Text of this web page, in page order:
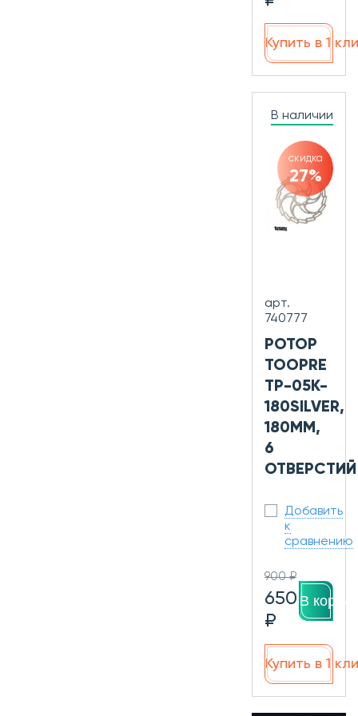
Купить в 1
В наличии
скидка
27%
арт.
740777
РОТОР
TOOPRE
TP-05K-
180SILVER,
180ММ,
6
ОТВЕРСТИЙ
Добавить
к
сравнению
900 ₽
650
₽
В
Купить в 1